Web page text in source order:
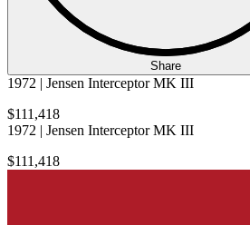
Share
1972 | Jensen Interceptor MK III
$111,418
1972 | Jensen Interceptor MK III
$111,418